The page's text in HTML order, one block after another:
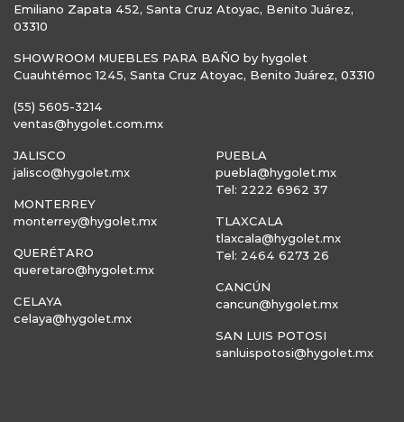
Emiliano Zapata 452, Santa Cruz Atoyac, Benito Juárez,
03310
SHOWROOM MUEBLES PARA BAÑO by hygolet
Cuauhtémoc 1245, Santa Cruz Atoyac, Benito Juárez, 03310
(55) 5605-3214
ventas@hygolet.com.mx
JALISCO
jalisco@hygolet.mx
MONTERREY
monterrey@hygolet.mx
QUERÉTARO
queretaro@hygolet.mx
CELAYA
celaya@hygolet.mx
PUEBLA
puebla@hygolet.mx
Tel: 2222 6962 37
TLAXCALA
tlaxcala@hygolet.mx
Tel: 2464 6273 26
CANCÚN
cancun@hygolet.mx
SAN LUIS POTOSI
sanluispotosi@hygolet.mx